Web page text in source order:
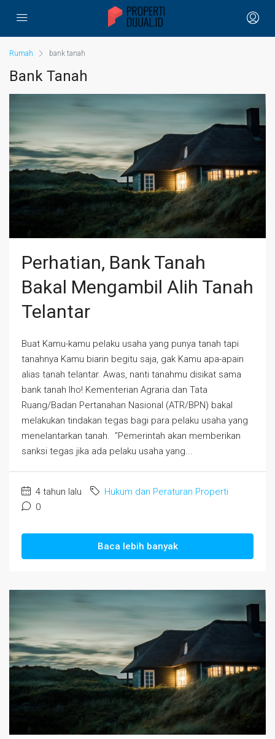
Rumah bank tanah
Bank Tanah
Perhatian, Bank Tanah
Bakal Mengambil Alih Tanah
Telantar
Buat Kamu-kamu pelaku usaha yang punya tanah tapi
tanahnya Kamu biarin begitu saja, gak Kamu apa-apain
alias tanah telantar. Awas, nanti tanahmu disikat sama
bank tanah lho! Kementerian Agraria dan Tata
Ruang/Badan Pertanahan Nasional (ATR/BPN) bakal
melakukan tindakan tegas bagi para pelaku usaha yang
menelantarkan tanah. "Pemerintah akan memberikan
sanksi tegas jika ada pelaku usaha yang...
4 tahun lalu
Hukum dan Peraturan Properti
0
Baca lebih banyak